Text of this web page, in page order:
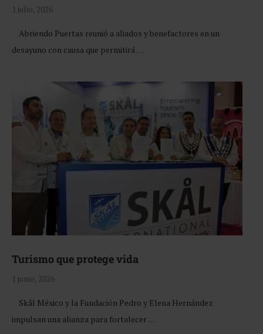
1 julio, 2026
Abriendo Puertas reunió a aliados y benefactores en un
desayuno con causa que permitirá …
Turismo que protege vida
1 junio, 2026
Skål México y la Fundación Pedro y Elena Hernández
impulsan una alianza para fortalecer …